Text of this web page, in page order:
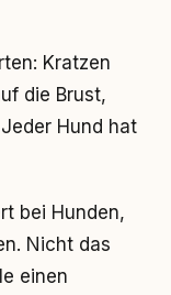
Kratzen
die Brust,
Hund hat
bei Hunden,
Nicht das
einen